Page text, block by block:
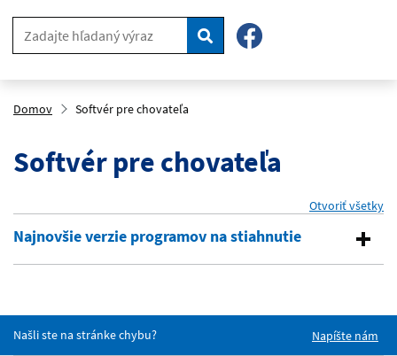
Hľadať
Domov Softvér pre chovateľa
Softvér pre chovateľa
Otvoriť všetky
Najnovšie verzie programov na stiahnutie
Našli ste na stránke chybu? Napíšte nám